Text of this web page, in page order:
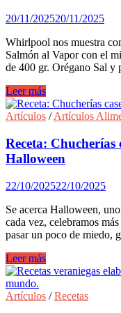
20/11/202520/11/2025
Whirlpool nos muestra
Salmón al Vapor con el
de 400 gr. Orégano Sal
Recetas
fáciles:
Salmón
Vapor
Leer más
Artículos /Artículos
Receta: Chucherías
Halloween
22/10/202522/10/2025
Se acerca Halloween,
cada vez, celebramos
pasar un poco de miedo,
Receta:
Chucherías
caseras
sin
Leer más
Artículos /Recetas